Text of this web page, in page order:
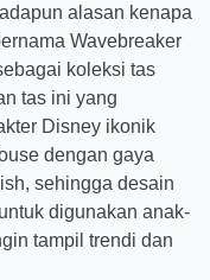
alasan kenapa
Wavebreaker
koleksi tas
tas ini yang
Disney ikonik
dengan gaya
sehingga desain
digunakan anak-
tampil trendi dan